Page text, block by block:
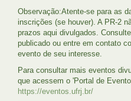
Observação:Atente-se para as
inscrições (se houver). A PR-2
prazos aqui divulgados.
publicado ou entre em contato
evento de seu interesse.
Para consultar mais eventos
que acessem o 'Portal de
https://eventos.ufrj.br/